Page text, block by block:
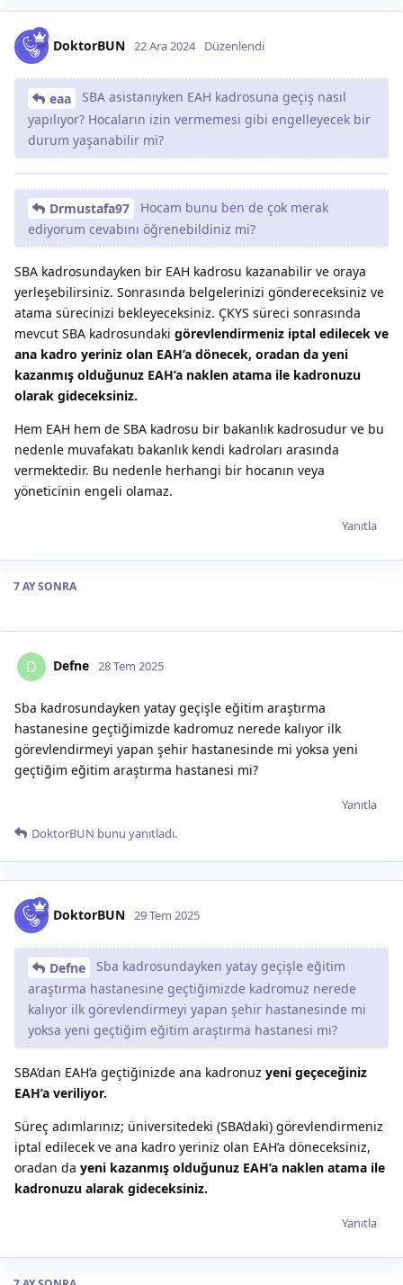
DoktorBUN 22 Ara 2024 Düzenlendi
eaa
SBA asistanıyken EAH kadrosuna geçiş nasıl
yapılıyor? Hocaların izin vermemesi gibi engelleyecek bir
durum yaşanabilir mi?
Drmustafa97
Hocam bunu ben de çok merak
ediyorum cevabını öğrenebildiniz mi?
SBA kadrosundayken bir EAH kadrosu kazanabilir ve oraya
yerleşebilirsiniz. Sonrasında belgelerinizi göndereceksiniz ve
atama sürecinizi bekleyeceksiniz. ÇKYS süreci sonrasında
mevcut SBA kadrosundaki görevlendirmeniz iptal edilecek ve
ana kadro yeriniz olan EAH’a dönecek, oradan da yeni
kazanmış olduğunuz EAH’a naklen atama ile kadronuzu
olarak gideceksiniz.
Hem EAH hem de SBA kadrosu bir bakanlık kadrosudur ve bu
nedenle muvafakatı bakanlık kendi kadroları arasında
vermektedir. Bu nedenle herhangi bir hocanın veya
yöneticinin engeli olamaz.
Yanıtla
7 AYSONRA
D Defne 28 Tem 2025
Sba kadrosundayken yatay geçişle eğitim araştırma
hastanesine geçtiğimizde kadromuz nerede kalıyor ilk
görevlendirmeyi yapan şehir hastanesinde mi yoksa yeni
geçtiğim eğitim araştırma hastanesi mi?
Yanıtla
DoktorBUN bunu yanıtladı.
DoktorBUN 29 Tem 2025
Defne
Sba kadrosundayken yatay geçişle eğitim
araştırma hastanesine geçtiğimizde kadromuz nerede
kalıyor ilk görevlendirmeyi yapan şehir hastanesinde mi
yoksa yeni geçtiğim eğitim araştırma hastanesi mi?
SBA’dan EAH’a geçtiğinizde ana kadronuz yeni geçeceğiniz
EAH’a veriliyor.
Süreç adımlarınız; üniversitedeki (SBA’daki) görevlendirmeniz
iptal edilecek ve ana kadro yeriniz olan EAH’a döneceksiniz,
oradan da yeni kazanmış olduğunuz EAH’a naklen atama ile
kadronuzu alarak gideceksiniz.
Yanıtla